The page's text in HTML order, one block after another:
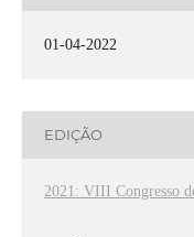
01-04-2022
EDIÇÃO
2021: VIII Congresso